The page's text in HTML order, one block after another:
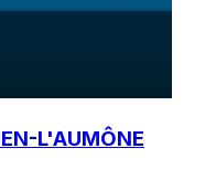
L'AUMÔNE